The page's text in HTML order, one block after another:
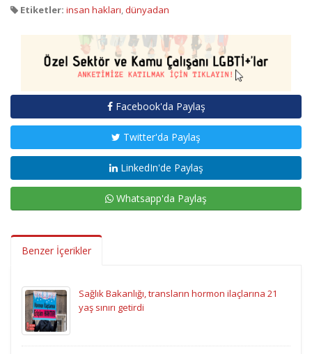
Etiketler: insan hakları,dünyadan
Facebook'da Paylaş
Twitter'da Paylaş
LinkedIn'de Paylaş
Whatsapp'da Paylaş
Benzer İçerikler
Sağlık Bakanlığı, transların hormon ilaçlarına 21
yaş sınırı getirdi